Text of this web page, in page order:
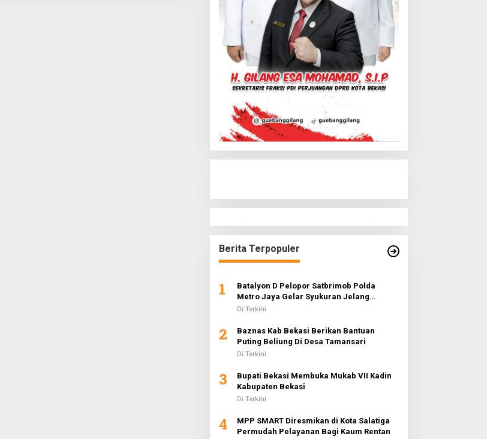
Berita Terpopuler
1
Batalyon D Pelopor Satbrimob Polda
Metro Jaya Gelar Syukuran Jelang
Ramadhan 1442 H
Di Terkini
2
Baznas Kab Bekasi Berikan Bantuan
Puting Beliung Di Desa Tamansari
Di Terkini
3
Bupati Bekasi Membuka Mukab VII Kadin
Kabupaten Bekasi
Di Terkini
4
MPP SMART Diresmikan di Kota Salatiga
Permudah Pelayanan Bagi Kaum Rentan